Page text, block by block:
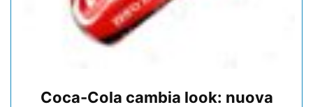
Coca-Cola cambia look: nuova